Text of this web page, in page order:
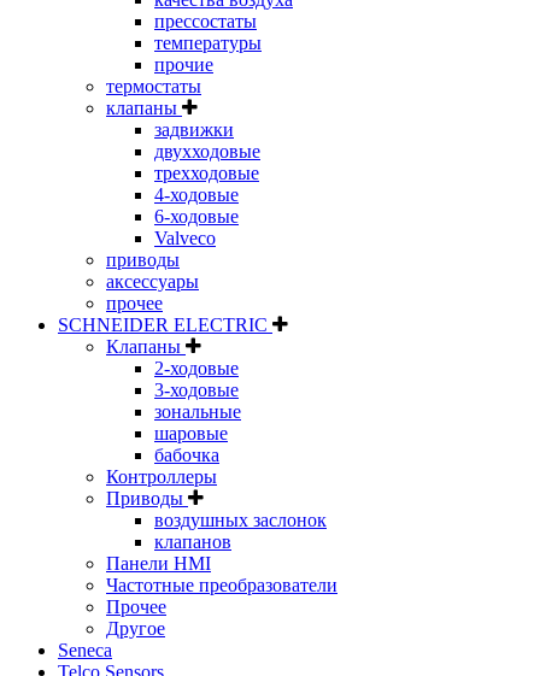
прессостаты
температуры
прочие
термостаты
клапаны
задвижки
двухходовые
трехходовые
4-ходовые
6-ходовые
Valveco
приводы
аксессуары
прочее
SCHNEIDER ELECTRIC
Клапаны
2-ходовые
3-ходовые
зональные
шаровые
бабочка
Контроллеры
Приводы
воздушных заслонок
клапанов
Панели HMI
Частотные преобразователи
Прочее
Другое
Seneca
Telco Sensors